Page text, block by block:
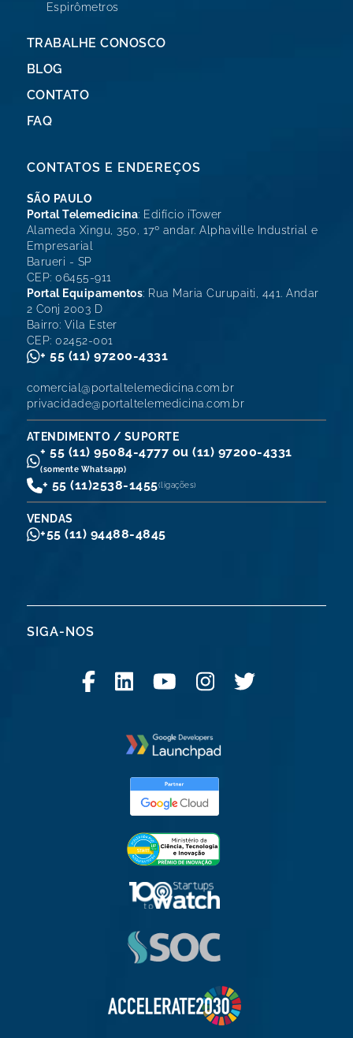
Espirômetros
TRABALHE CONOSCO
BLOG
CONTATO
FAQ
CONTATOS E ENDEREÇOS
SÃO PAULO
Portal Telemedicina: Edifício iTower
Alameda Xingu, 350, 17º andar. Alphaville Industrial e
Empresarial
Barueri - SP
CEP: 06455-911
Portal Equipamentos: Rua Maria Curupaiti, 441. Andar
2 Conj 2003 D
Bairro: Vila Ester
CEP: 02452-001
+ 55 (11) 97200-4331
comercial@portaltelemedicina.com.br
privacidade@portaltelemedicina.com.br
ATENDIMENTO / SUPORTE
+ 55 (11) 95084-4777 ou (11) 97200-4331
(somente Whatsapp)
+ 55 (11)2538-1455(ligações)
VENDAS
+55 (11) 94488-4845
SIGA-NOS